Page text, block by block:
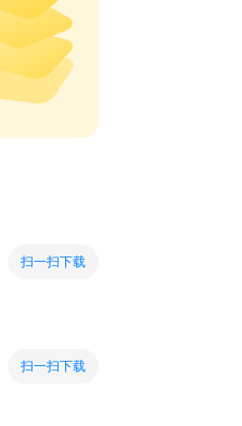
扫一扫下载
扫一扫下载